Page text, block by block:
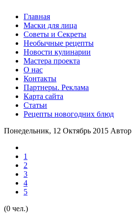
Главная
Маски для лица
Советы и Секреты
Необычные рецепты
Новости кулинарии
Мастера проекта
О нас
Контакты
Партнеры. Реклама
Карта сайта
Статьи
Рецепты новогодних блюд
Понедельник, 12 Октябрь 2015 Автор
1
2
3
4
5
(0 чел.)